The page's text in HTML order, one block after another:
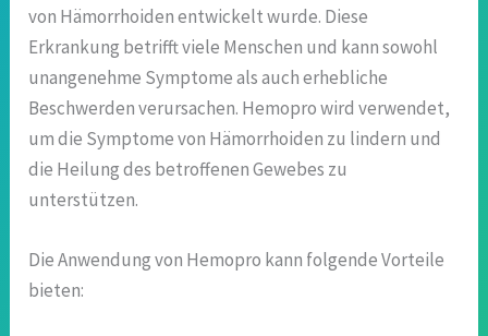
von Hämorrhoiden entwickelt wurde. Diese
Erkrankung betrifft viele Menschen und kann sowohl
unangenehme Symptome als auch erhebliche
Beschwerden verursachen. Hemopro wird verwendet,
um die Symptome von Hämorrhoiden zu lindern und
die Heilung des betroffenen Gewebes zu
unterstützen.
Die Anwendung von Hemopro kann folgende Vorteile
bieten: